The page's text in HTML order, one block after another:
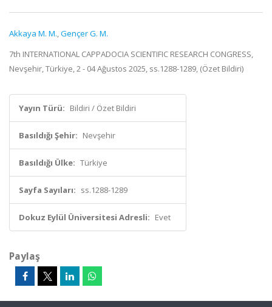
Akkaya M. M.,Gençer G. M.
7th INTERNATIONAL CAPPADOCIA SCIENTIFIC RESEARCH CONGRESS,
Nevşehir, Türkiye, 2 - 04 Ağustos 2025, ss.1288-1289, (Özet Bildiri)
Yayın Türü: Bildiri / Özet Bildiri
Basıldığı Şehir: Nevşehir
Basıldığı Ülke: Türkiye
Sayfa Sayıları: ss.1288-1289
Dokuz Eylül Üniversitesi Adresli: Evet
Paylaş